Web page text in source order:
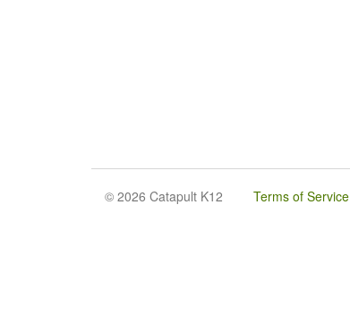
© 2026 Catapult K12 Terms of Service